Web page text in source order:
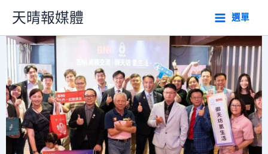
主
容
天晴報媒體 選單